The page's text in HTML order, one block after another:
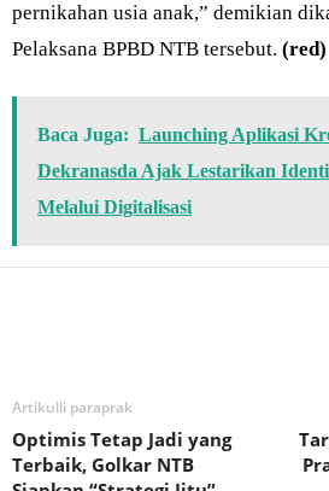
pernikahan usia anak,” demikian
Pelaksana BPBD NTB tersebut. (red)
Baca Juga: Launching Aplikasi
Dekranasda Ajak Lestarikan
Melalui Digitalisasi
Artikulli paraprak
Optimis Tetap Jadi yang
Terbaik, Golkar NTB